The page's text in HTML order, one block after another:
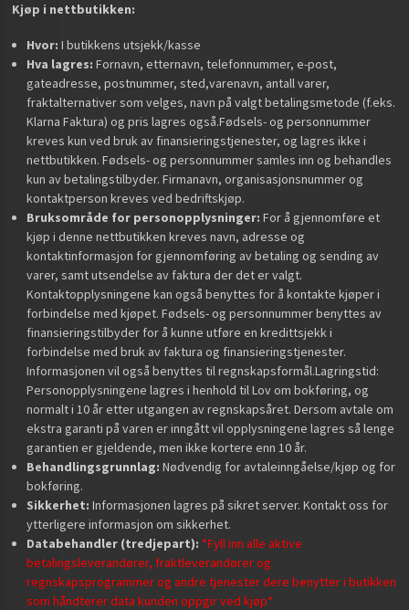
Kjøp i nettbutikken:
Hvor: I butikkens utsjekk/kasse
Hva lagres: Fornavn, etternavn, telefonnummer, e-post,
gateadresse, postnummer, sted,varenavn, antall varer,
fraktalternativer som velges, navn på valgt betalingsmetode (f.eks.
Klarna Faktura) og pris lagres også.Fødsels- og personnummer
kreves kun ved bruk av finansieringstjenester, og lagres ikke i
nettbutikken. Fødsels- og personnummer samles inn og behandles
kun av betalingstilbyder. Firmanavn, organisasjonsnummer og
kontaktperson kreves ved bedriftskjøp.
Bruksområde for personopplysninger: For å gjennomføre et
kjøp i denne nettbutikken kreves navn, adresse og
kontaktinformasjon for gjennomføring av betaling og sending av
varer, samt utsendelse av faktura der det er valgt.
Kontaktopplysningene kan også benyttes for å kontakte kjøper i
forbindelse med kjøpet. Fødsels- og personnummer benyttes av
finansieringstilbyder for å kunne utføre en kredittsjekk i
forbindelse med bruk av faktura og finansieringstjenester.
Informasjonen vil også benyttes til regnskapsformål.Lagringstid:
Personopplysningene lagres i henhold til Lov om bokføring, og
normalt i 10 år etter utgangen av regnskapsåret. Dersom avtale om
ekstra garanti på varen er inngått vil opplysningene lagres så lenge
garantien er gjeldende, men ikke kortere enn 10 år.
Behandlingsgrunnlag: Nødvendig for avtaleinngåelse/kjøp og for
bokføring.
Sikkerhet: Informasjonen lagres på sikret server. Kontakt oss for
ytterligere informasjon om sikkerhet.
Databehandler (tredjepart): *Fyll inn alle aktive
betalingsleverandører, fraktleverandører og
regnskapsprogrammer og andre tjenester dere benytter i butikken
som håndterer data kunden oppgir ved kjøp*